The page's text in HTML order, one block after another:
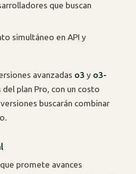
que buscan
simultáneo en API y
avanzadas o3 y o3-
del plan Pro, con un costo
buscarán combinar
promete avances